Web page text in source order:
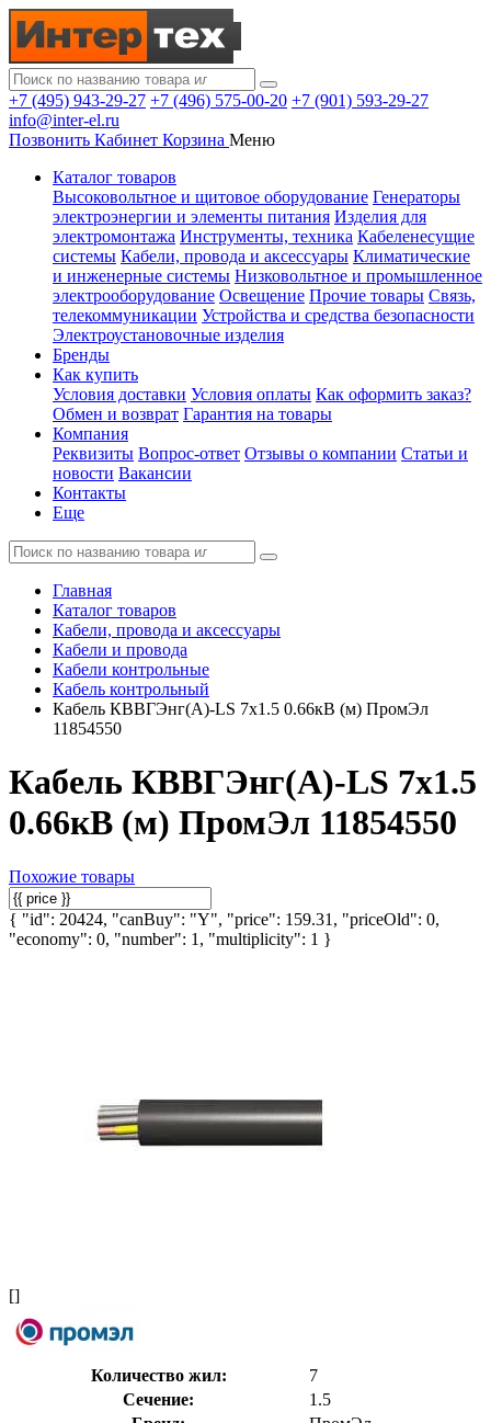
+7 (495) 943-29-27 +7 (496) 575-00-20 +7 (901) 593-29-27
info@inter-el.ru
Позвонить Кабинет Корзина Меню
Каталог товаров
Высоковольтное и щитовое оборудование Генераторы
электроэнергии и элементы питания Изделия для
электромонтажа Инструменты, техника Кабеленесущие
системы Кабели, провода и аксессуары Климатические
и инженерные системы Низковольтное и промышленное
электрооборудование Освещение Прочие товары Связь,
телекоммуникации Устройства и средства безопасности
Электроустановочные изделия
Бренды
Как купить
Условия доставки Условия оплаты Как оформить заказ?
Обмен и возврат Гарантия на товары
Компания
Реквизиты Вопрос-ответ Отзывы о компании Статьи и
новости Вакансии
Контакты
Еще
Главная
Каталог товаров
Кабели, провода и аксессуары
Кабели и провода
Кабели контрольные
Кабель контрольный
Кабель КВВГЭнг(А)-LS 7х1.5 0.66кВ (м) ПромЭл
11854550
Кабель КВВГЭнг(А)-LS 7х1.5
0.66кВ (м) ПромЭл 11854550
Похожие товары
{ "id": 20424, "canBuy": "Y", "price": 159.31, "priceOld": 0,
"economy": 0, "number": 1, "multiplicity": 1 }
[]
Количество жил:
7
Сечение:
1.5